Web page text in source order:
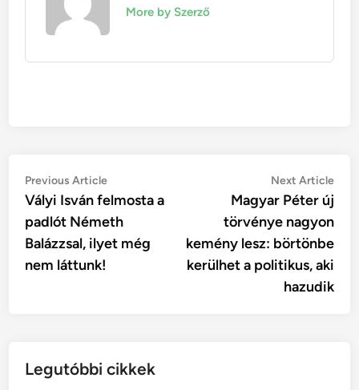
More by Szerző
Post
navigation
Previous ArticlePrevious
article:
Vályi Isván felmosta a
padlót Németh
Balázzsal, ilyet még
nem láttunk!
Next Article
Magyar Péter új
törvénye nagyon
kemény lesz: börtönbe
kerülhet a politikus, aki
hazudik
Legutóbbi cikkek